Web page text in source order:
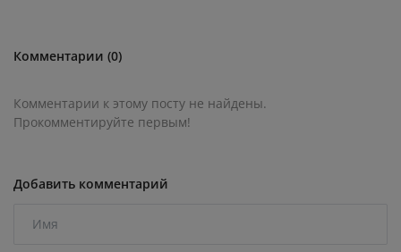
Комментарии (0)
Комментарии к этому посту не найдены.
Прокомментируйте первым!
Добавить комментарий